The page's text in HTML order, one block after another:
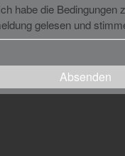
habe die Bedingungen
gelesen und
Absenden